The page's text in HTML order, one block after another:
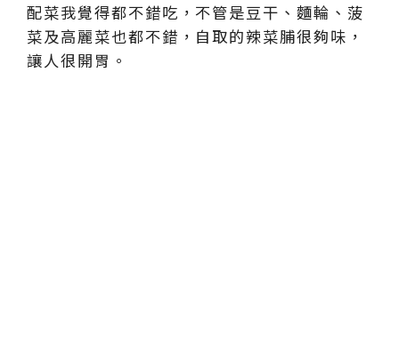
配菜我覺得都不錯吃，不管是豆干、麵輪、菠
菜及高麗菜也都不錯，自取的辣菜脯很夠味，
讓人很開胃。